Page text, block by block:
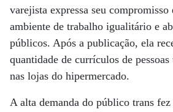
varejista expressa seu
ambiente de trabalho igualitário e
públicos. Após a publicação, ela
quantidade de currículos de
nas lojas do hipermercado.
A alta demanda do público trans